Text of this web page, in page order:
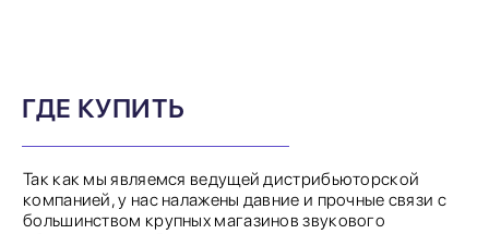
ГДЕ КУПИТЬ
Так как мы являемся ведущей дистрибьюторской
компанией, у нас налажены давние и прочные связи с
большинством крупных магазинов звукового